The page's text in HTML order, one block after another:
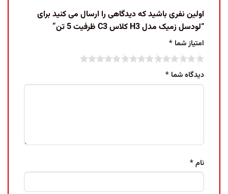
اولین نفری باشید که دیدگاهی را ارسال می کنید برای
“لودسل زمیک مدل H3 کلاس C3 ظرفیت 5 تن”
امتیاز شما *
دیدگاه شما *
نام*